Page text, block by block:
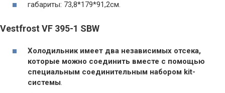
габариты: 73,8*179*91,2см.
Vestfrost VF 395-1 SBW
Холодильник имеет два независимых отсека,
которые можно соединить вместе с помощью
специальным соединительным набором kit-
системы.